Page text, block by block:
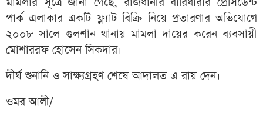
পার্ক এলাকার একটি ফ্ল্যাট বিক্রি নিয়ে প্রতারণার অভিযোগে
২০০৮ সালে গুলশান থানায় মামলা দায়ের করেন ব্যবসায়ী
মোশাররফ হোসেন সিকদার।
দীর্ঘ শুনানি ও সাক্ষ্যগ্রহণ শেষে আদালত এ রায় দেন।
ওমর আলী/